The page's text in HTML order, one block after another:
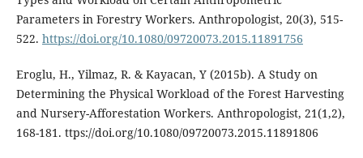
Parameters in Forestry Workers. Anthropologist, 20(3), 515-
522. https://doi.org/10.1080/09720073.2015.11891756
Eroglu, H., Yilmaz, R. & Kayacan, Y (2015b). A Study on
Determining the Physical Workload of the Forest Harvesting
and Nursery-Afforestation Workers. Anthropologist, 21(1,2),
168-181. ttps://doi.org/10.1080/09720073.2015.11891806